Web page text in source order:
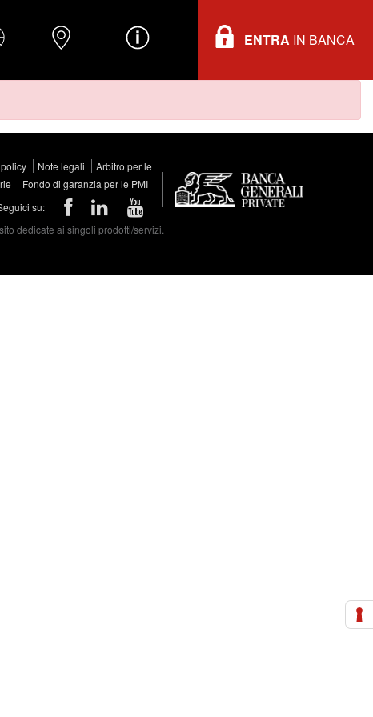
ENTRA IN BANCA
Note legali
Arbitro per le
Fondo di garanzia per le PMI
su:
dedicate ai singoli prodotti/servizi.